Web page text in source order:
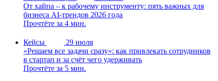
От хайпа – к рабочему инструменту: пять важных для
бизнеса AI-трендов 2026 года
Прочтёте за 4 мин.
Кейсы
29 июля
«Решаем все задачи сразу»: как привлекать сотрудников
в стартап и за счёт чего удерживать
Прочтёте за 5 мин.